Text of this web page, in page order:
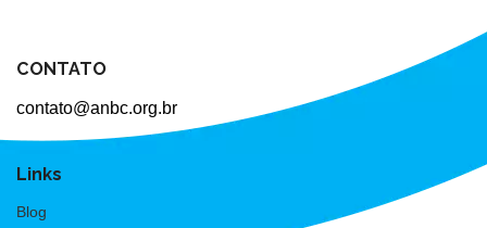
CONTATO
contato@anbc.org.br
Links
Blog